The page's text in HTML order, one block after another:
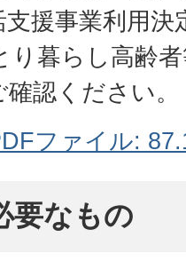
援事業利用決
り暮らし高齢
認ください。
ファイル:
要なもの